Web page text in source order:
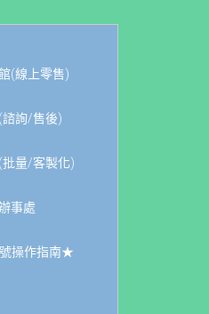
(線上零售)
諮詢/售後)
批量/客製化)
事處
操作指南★